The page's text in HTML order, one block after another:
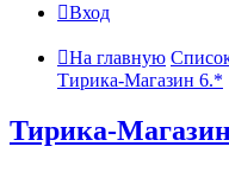
Вход
На главную
Тирика-Магазин 6.*
Тирика-